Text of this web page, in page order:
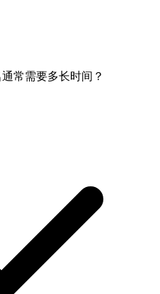
常需要多长时间？